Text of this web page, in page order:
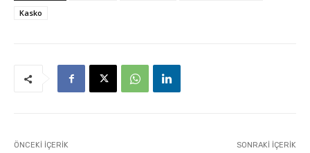
Kasko
ÖNCEKI İÇERIK SONRAKI İÇERIK